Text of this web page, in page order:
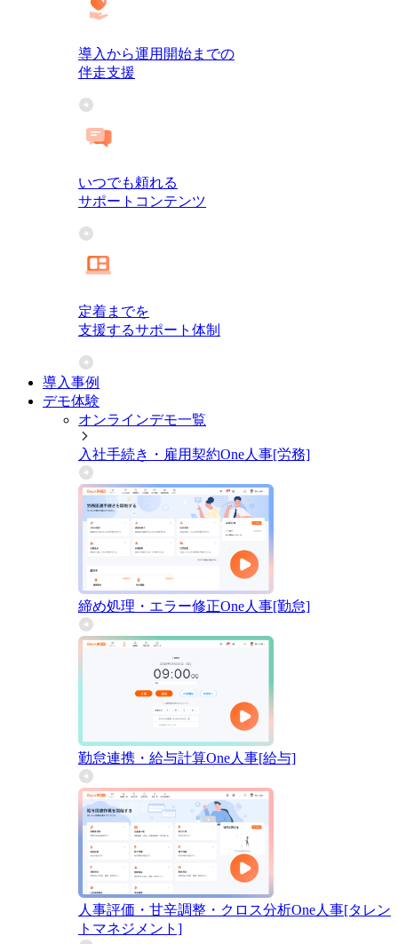
導入から運用開始までの
伴走支援
いつでも頼れる
サポートコンテンツ
定着までを
支援するサポート体制
導入事例
デモ体験
オンラインデモ一覧
入社手続き・雇用契約One人事[労務]
締め処理・エラー修正One人事[勤怠]
勤怠連携・給与計算One人事[給与]
人事評価・甘辛調整・クロス分析One人事[タレン
トマネジメント]